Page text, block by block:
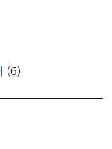
(6)